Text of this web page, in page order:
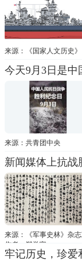
来源：《国家人文历史
今天9月3日是中
来源：共青团中央
新闻媒体上抗战
来源：《军事史林》杂志
作者：郑学富
牢记历史，珍爱